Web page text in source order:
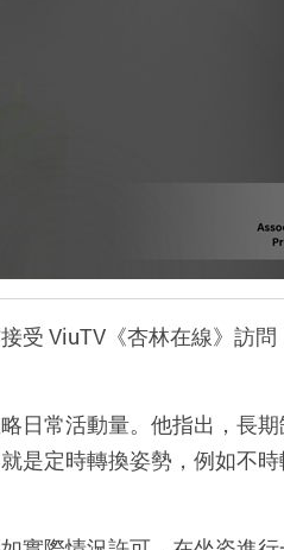
受 ViuTV 《杏林在線》訪
日常活動量。他指出，長
是定時轉換姿勢，例如不